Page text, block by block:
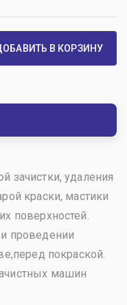
В КОРЗИНУ
зачистки, удаления
краски, мастики
поверхностей.
проведении
покраской.
машин